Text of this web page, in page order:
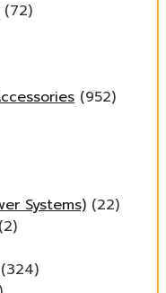
(72)
(952)
Systems) (22)
(2)
(324)